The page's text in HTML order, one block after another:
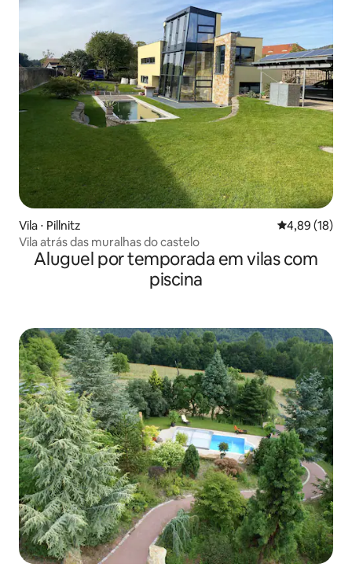
Vila ⋅ Pillnitz 4,89 de uma
4,89 (18)
Vila atrás das muralhas do castelo
Aluguel por temporada em vilas com
piscina